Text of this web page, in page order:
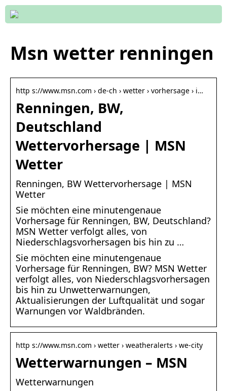
Msn wetter renningen
http s://www.msn.com › de-ch › wetter › vorhersage › i…
Renningen, BW,
Deutschland
Wettervorhersage | MSN
Wetter
Renningen, BW Wettervorhersage | MSN
Wetter
Sie möchten eine minutengenaue
Vorhersage für Renningen, BW, Deutschland?
MSN Wetter verfolgt alles, von
Niederschlagsvorhersagen bis hin zu …
Sie möchten eine minutengenaue
Vorhersage für Renningen, BW? MSN Wetter
verfolgt alles, von Niederschlagsvorhersagen
bis hin zu Unwetterwarnungen,
Aktualisierungen der Luftqualität und sogar
Warnungen vor Waldbränden.
http s://www.msn.com › wetter › weatheralerts › we-city
Wetterwarnungen – MSN
Wetterwarnungen